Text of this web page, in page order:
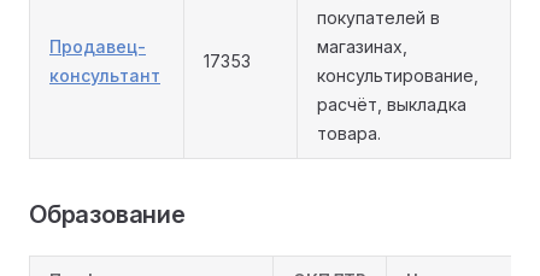
Продавец-
консультант
17353
покупателей в
магазинах,
консультирование,
расчёт, выкладка
товара.
Образование